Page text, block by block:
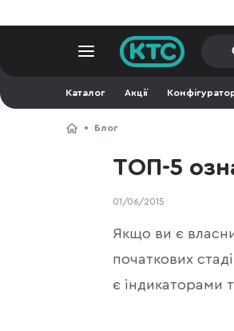
Каталог Акції
Блог
ТОП-5
01/06/2015
Якщо ви є
початкових
є індикаторами